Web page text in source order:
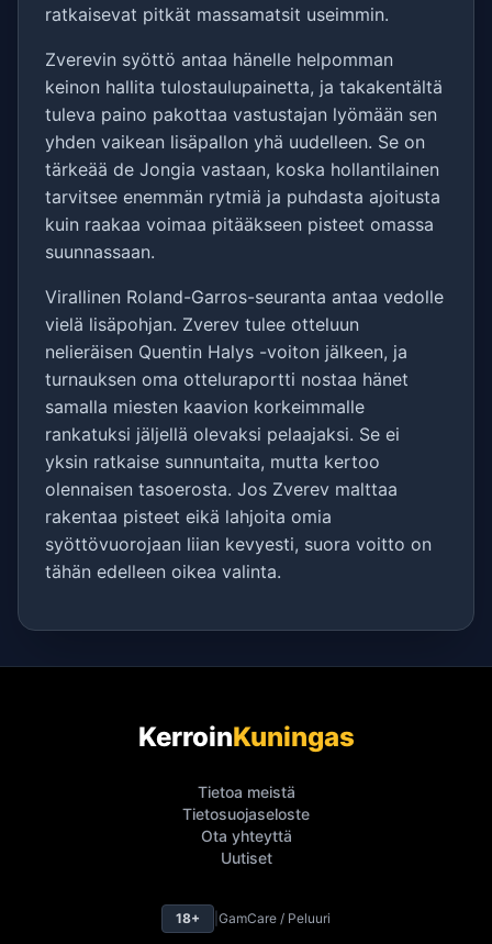
ratkaisevat pitkät massamatsit useimmin.
Zverevin syöttö antaa hänelle helpomman
keinon hallita tulostaulupainetta, ja takakentältä
tuleva paino pakottaa vastustajan lyömään sen
yhden vaikean lisäpallon yhä uudelleen. Se on
tärkeää de Jongia vastaan, koska hollantilainen
tarvitsee enemmän rytmiä ja puhdasta ajoitusta
kuin raakaa voimaa pitääkseen pisteet omassa
suunnassaan.
Virallinen Roland-Garros-seuranta antaa vedolle
vielä lisäpohjan. Zverev tulee otteluun
nelieräisen Quentin Halys -voiton jälkeen, ja
turnauksen oma otteluraportti nostaa hänet
samalla miesten kaavion korkeimmalle
rankatuksi jäljellä olevaksi pelaajaksi. Se ei
yksin ratkaise sunnuntaita, mutta kertoo
olennaisen tasoerosta. Jos Zverev malttaa
rakentaa pisteet eikä lahjoita omia
syöttövuorojaan liian kevyesti, suora voitto on
tähän edelleen oikea valinta.
KerroinKuningas
Tietoa meistä
Tietosuojaseloste
Ota yhteyttä
Uutiset
18+ GamCare / Peluuri